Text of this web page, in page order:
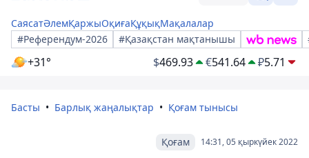
СаясатӘлемҚаржыОқиғаҚұқықМақалалар
#Референдум-2026
#Қазақстан мақтанышы
+31° $469.93 €541.64 ₽5.71
Басты Барлық жаңалықтар Қоғам тынысы
14:31, 05 қыркүйек 2022
Қоғам